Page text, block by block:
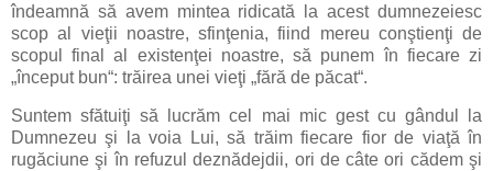
îndeamnă să avem mintea ridicată la acest dumnezeiesc
scop al vieţii noastre, sfinţenia, fiind mereu conştienţi de
scopul final al existenţei noastre, să punem în fiecare zi
„început bun“: trăirea unei vieţi „fără de păcat“.
Suntem sfătuiţi să lucrăm cel mai mic gest cu gândul la
Dumnezeu şi la voia Lui, să trăim fiecare fior de viaţă în
rugăciune şi în refuzul deznădejdii, ori de câte ori cădem şi